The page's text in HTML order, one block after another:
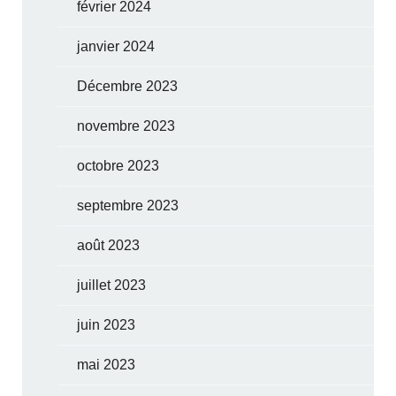
février 2024
janvier 2024
Décembre 2023
novembre 2023
octobre 2023
septembre 2023
août 2023
juillet 2023
juin 2023
mai 2023